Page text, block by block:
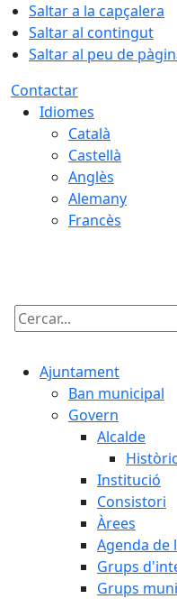
Saltar a la capçalera
Saltar al contingut
Saltar al peu de
Contactar
Idiomes
Català
Castellà
Anglès
Alemany
Francès
Cercar:
Ajuntament
Ban municipal
Govern
Alcalde
Institució
Consistori
Àrees
Agenda de
Grups
Grups